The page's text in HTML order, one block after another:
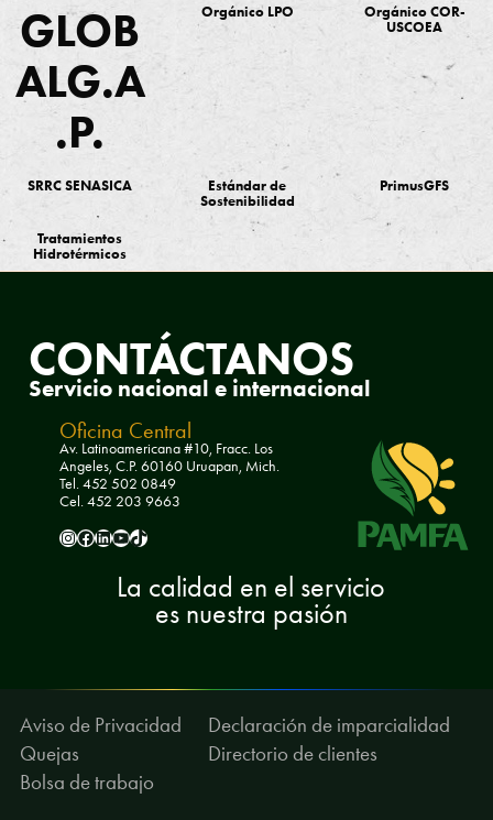
GLOB
ALG.A
.P.
Orgánico LPO
Orgánico COR-
USCOEA
SRRC SENASICA
Estándar de
Sostenibilidad
PrimusGFS
Tratamientos
Hidrotérmicos
CONTÁCTANOS
Servicio nacional e internacional
Oficina Central
Av. Latinoamericana #10, Fracc. Los
Angeles, C.P. 60160 Uruapan, Mich.
Tel. 452 502 0849
Cel. 452 203 9663
pamfa.ac
Pamfa ACpamfa-acPamfaAC
pamfa.ac
La calidad en el servicio
es nuestra pasión
Aviso de Privacidad
Declaración de imparcialidad
Quejas
Directorio de clientes
Bolsa de trabajo